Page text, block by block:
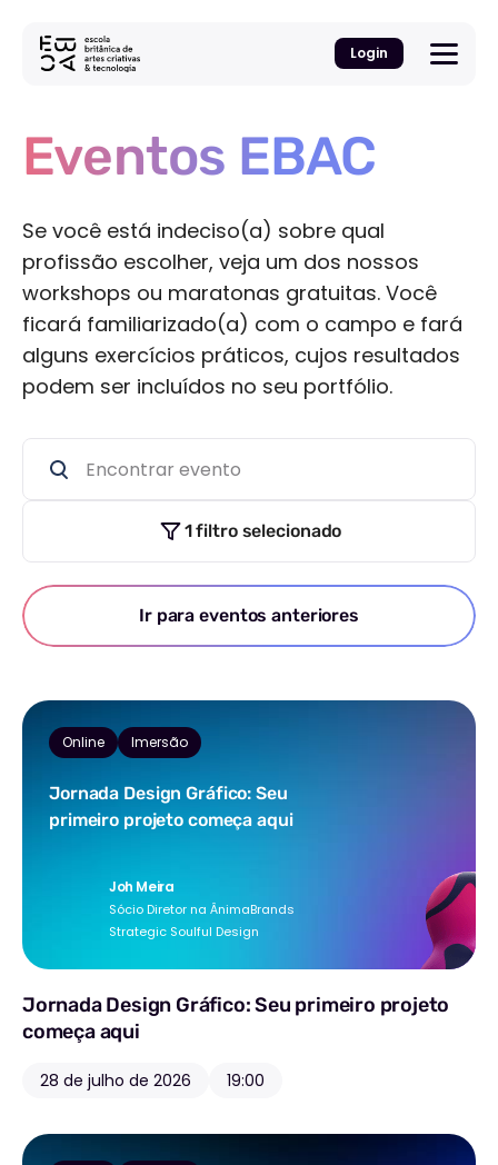
Login
Eventos EBAC
Se você está indeciso(a) sobre qual
profissão escolher, veja um dos nossos
workshops ou maratonas gratuitas. Você
ficará familiarizado(a) com o campo e fará
alguns exercícios práticos, cujos resultados
podem ser incluídos no seu portfólio.
Ir para eventos anteriores
Encontrar evento
1 filtro selecionado
Online Imersão
Jornada Design Gráfico: Seu
primeiro projeto começa aqui
Joh Meira
Sócio Diretor na ÂnimaBrands
Strategic Soulful Design
Jornada Design Gráfico: Seu primeiro projeto
começa aqui
28 de julho de 2026 19:00